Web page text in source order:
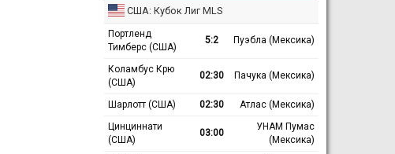
США: Кубок Лиг MLS
Портленд
Тимберс (США)
5:2 Пуэбла (Мексика)
Коламбус Крю
(США)
02:30 Пачука (Мексика)
Шарлотт (США) 02:30
Атлас (Мексика)
Цинциннати
(США)
03:00
УНАМ Пумас
(Мексика)